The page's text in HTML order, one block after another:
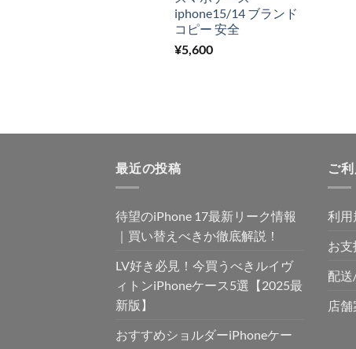
iphone15/14 ブランド
コピー 安全
¥5,600
最近の投稿
待望のiPhone 17最新リーク情報
｜買い替えべきか徹底解説！
LV好き必見！今買うべきルイヴ
ィトンiPhoneケース5選【2025最
新版】
おすすめショルダーiPhoneケー
ご
利用
お
配
店